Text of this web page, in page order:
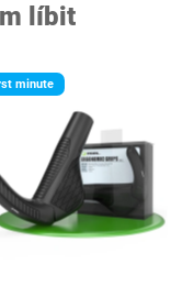
líbit
minute